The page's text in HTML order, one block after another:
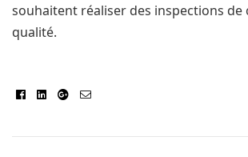
souhaitent réaliser des inspections de
qualité.
FacebookLinkedinGoogle+
E-